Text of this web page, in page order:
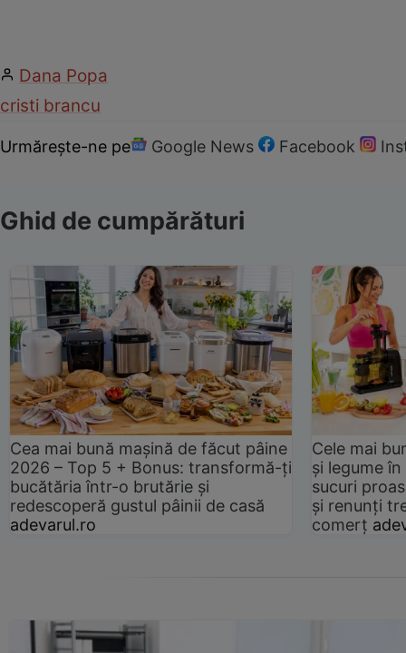
Dana Popa
cristi brancu
Urmărește-ne pe Google News Facebook
Ghid de cumpărături
Cea mai bună mașină de făcut pâine
2026 – Top 5 + Bonus: transformă-ți
bucătăria într-o brutărie și
redescoperă gustul pâinii de casă
adevarul.ro
Cele mai
și legume
sucuri
și renunți
comerț